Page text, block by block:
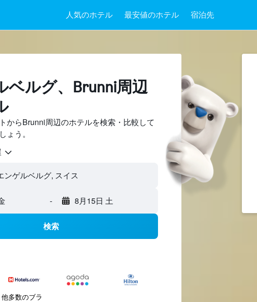
人気のホテル 最安値のホテル 宿泊先
ベルグ​、Brunni周辺
からBrunni周辺のホテルを検索・比較して
ょう。
- 8月15日 土
検索
他多数のブラ